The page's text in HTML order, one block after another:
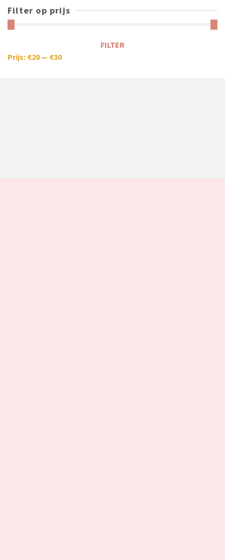
Filter op prijs
FILTER
Prijs: €20— €30